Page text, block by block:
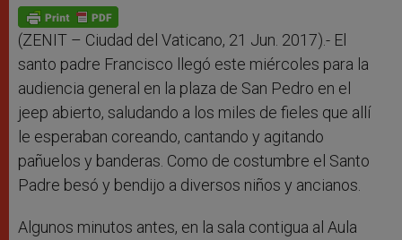
p
p
g
e
o
k
(ZENIT – Ciudad del Vaticano, 21 Jun. 2017).- El
santo padre Francisco llegó este miércoles para la
audiencia general en la plaza de San Pedro en el
jeep abierto, saludando a los miles de fieles que allí
le esperaban coreando, cantando y agitando
pañuelos y banderas. Como de costumbre el Santo
Padre besó y bendijo a diversos niños y ancianos.
Algunos minutos antes, en la sala contigua al Aula